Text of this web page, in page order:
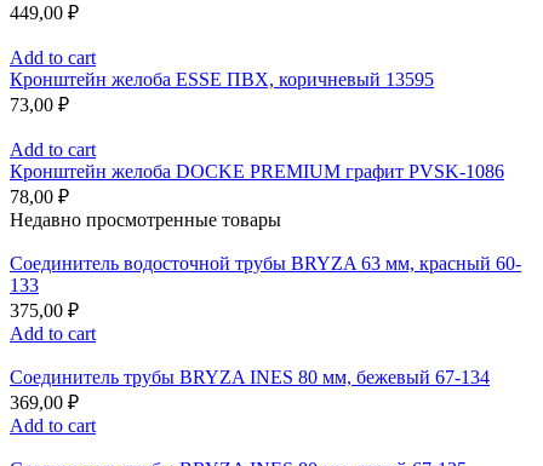
449,00 ₽
Add to cart
Кронштейн желоба ESSE ПВХ, коричневый 13595
73,00 ₽
Add to cart
Кронштейн желоба DOCKE PREMIUM графит PVSK-1086
78,00 ₽
Недавно просмотренные товары
Соединитель водосточной трубы BRYZA 63 мм, краcный 60-
133
375,00 ₽
Add to cart
Соединитель трубы BRYZA INES 80 мм, бежевый 67-134
369,00 ₽
Add to cart